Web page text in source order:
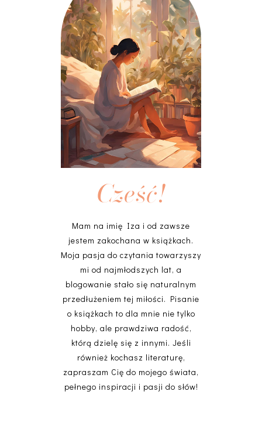
Cześć!
Mam na imię Iza i od zawsze
jestem zakochana w książkach.
Moja pasja do czytania towarzyszy
mi od najmłodszych lat, a
blogowanie stało się naturalnym
przedłużeniem tej miłości. Pisanie
o książkach to dla mnie nie tylko
hobby, ale prawdziwa radość,
którą dzielę się z innymi. Jeśli
również kochasz literaturę,
zapraszam Cię do mojego świata,
pełnego inspiracji i pasji do słów!